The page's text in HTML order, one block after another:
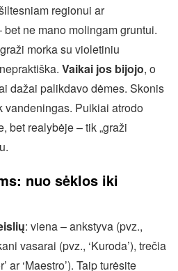
regionui ar
ne mano molingam gruntui.
morka su violetiniu
Vaikai jos bijojo, o
dažai palikdavo dėmes. Skonis
vandeningas. Puikiai atrodo
bet realybėje – tik „graži
nuo sėklos iki
: viena – ankstyva (pvz.,
vasarai (pvz., ‘Kuroda’), trečia
ar ‘Maestro’). Taip turėsite